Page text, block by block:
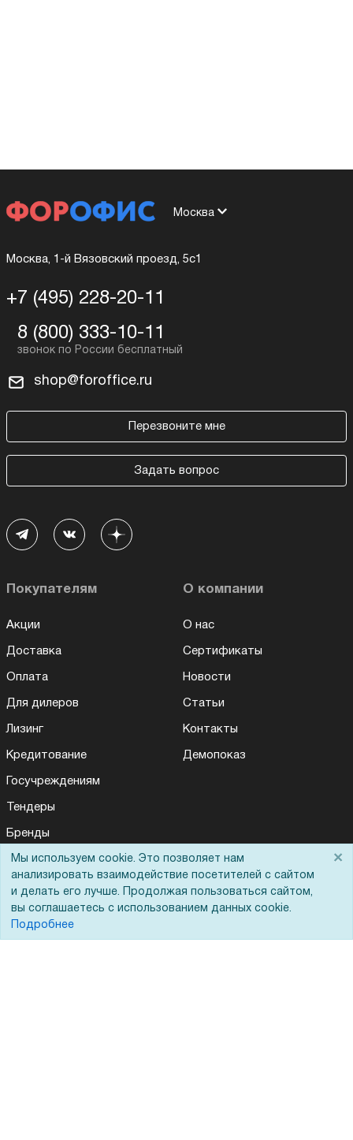
Москва
Москва, 1-й Вязовский проезд, 5с1
+7 (495) 228-20-11
8 (800) 333-10-11
shop@foroffice.ru
Перезвоните мне
Задать вопрос
Покупателям
Акции
Доставка
Оплата
Для дилеров
Лизинг
Кредитование
Госучреждениям
Тендеры
Бренды
ЭДО
О компании
О нас
Сертификаты
Новости
Статьи
Контакты
Демопоказ
Помощь
Мы используем cookie. Это позволяет нам
анализировать взаимодействие посетителей с сайтом
и делать его лучше. Продолжая пользоваться сайтом,
вы соглашаетесь с использованием данных cookie.
Подробнее
×